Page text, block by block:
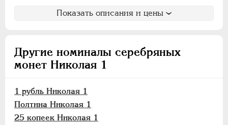
Показать описания и цены
Другие номиналы серебряных
монет Николая 1
1 рубль Николая 1
Полтина Николая 1
25 копеек Николая 1